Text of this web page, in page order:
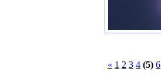
« 1 2 3 4 (5) 6